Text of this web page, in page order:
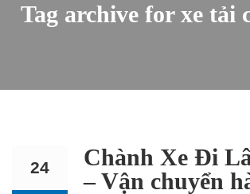
Tag archive for xe tải
24
Chành Xe Đi
– Vận chuyển